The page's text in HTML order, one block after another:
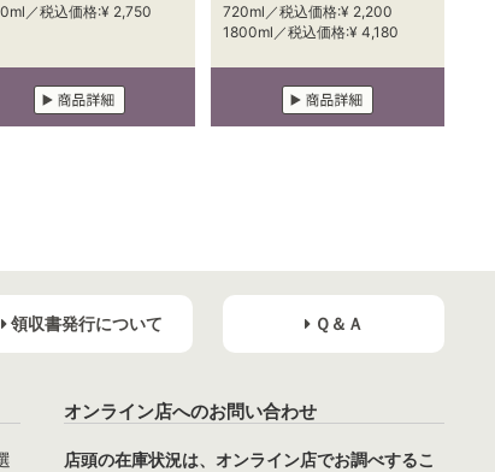
／税込価格:¥ 2,750
720ml／税込価格:¥ 2,200
1800ml／税込価格:¥ 4,180
領収書発行について Ｑ＆Ａ
オンライン店へのお問い合わせ
店頭の在庫状況は、オンライン店でお調べするこ